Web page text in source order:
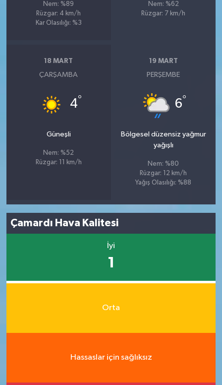
Nem: %89
Rüzgar: 4 km/h
Kar Olasılığı: %3
Nem: %62
Rüzgar: 7 km/h
18 MART
ÇARŞAMBA
4°
Güneşli
Nem: %52
Rüzgar: 11 km/h
19 MART
PERŞEMBE
6°
Bölgesel düzensiz yağmur
yağışlı
Nem: %80
Rüzgar: 12 km/h
Yağış Olasılığı: %88
Çamardı Hava Kalitesi
İyi
1
Orta
Hassaslar için sağlıksız